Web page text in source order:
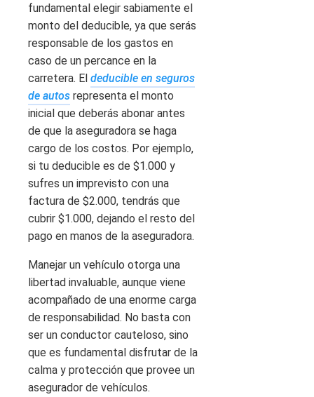
fundamental elegir sabiamente el
monto del deducible, ya que serás
responsable de los gastos en
caso de un percance en la
carretera. El deducible en seguros
de autos representa el monto
inicial que deberás abonar antes
de que la aseguradora se haga
cargo de los costos. Por ejemplo,
si tu deducible es de $1.000 y
sufres un imprevisto con una
factura de $2.000, tendrás que
cubrir $1.000, dejando el resto del
pago en manos de la aseguradora.
Manejar un vehículo otorga una
libertad invaluable, aunque viene
acompañado de una enorme carga
de responsabilidad. No basta con
ser un conductor cauteloso, sino
que es fundamental disfrutar de la
calma y protección que provee un
asegurador de vehículos.